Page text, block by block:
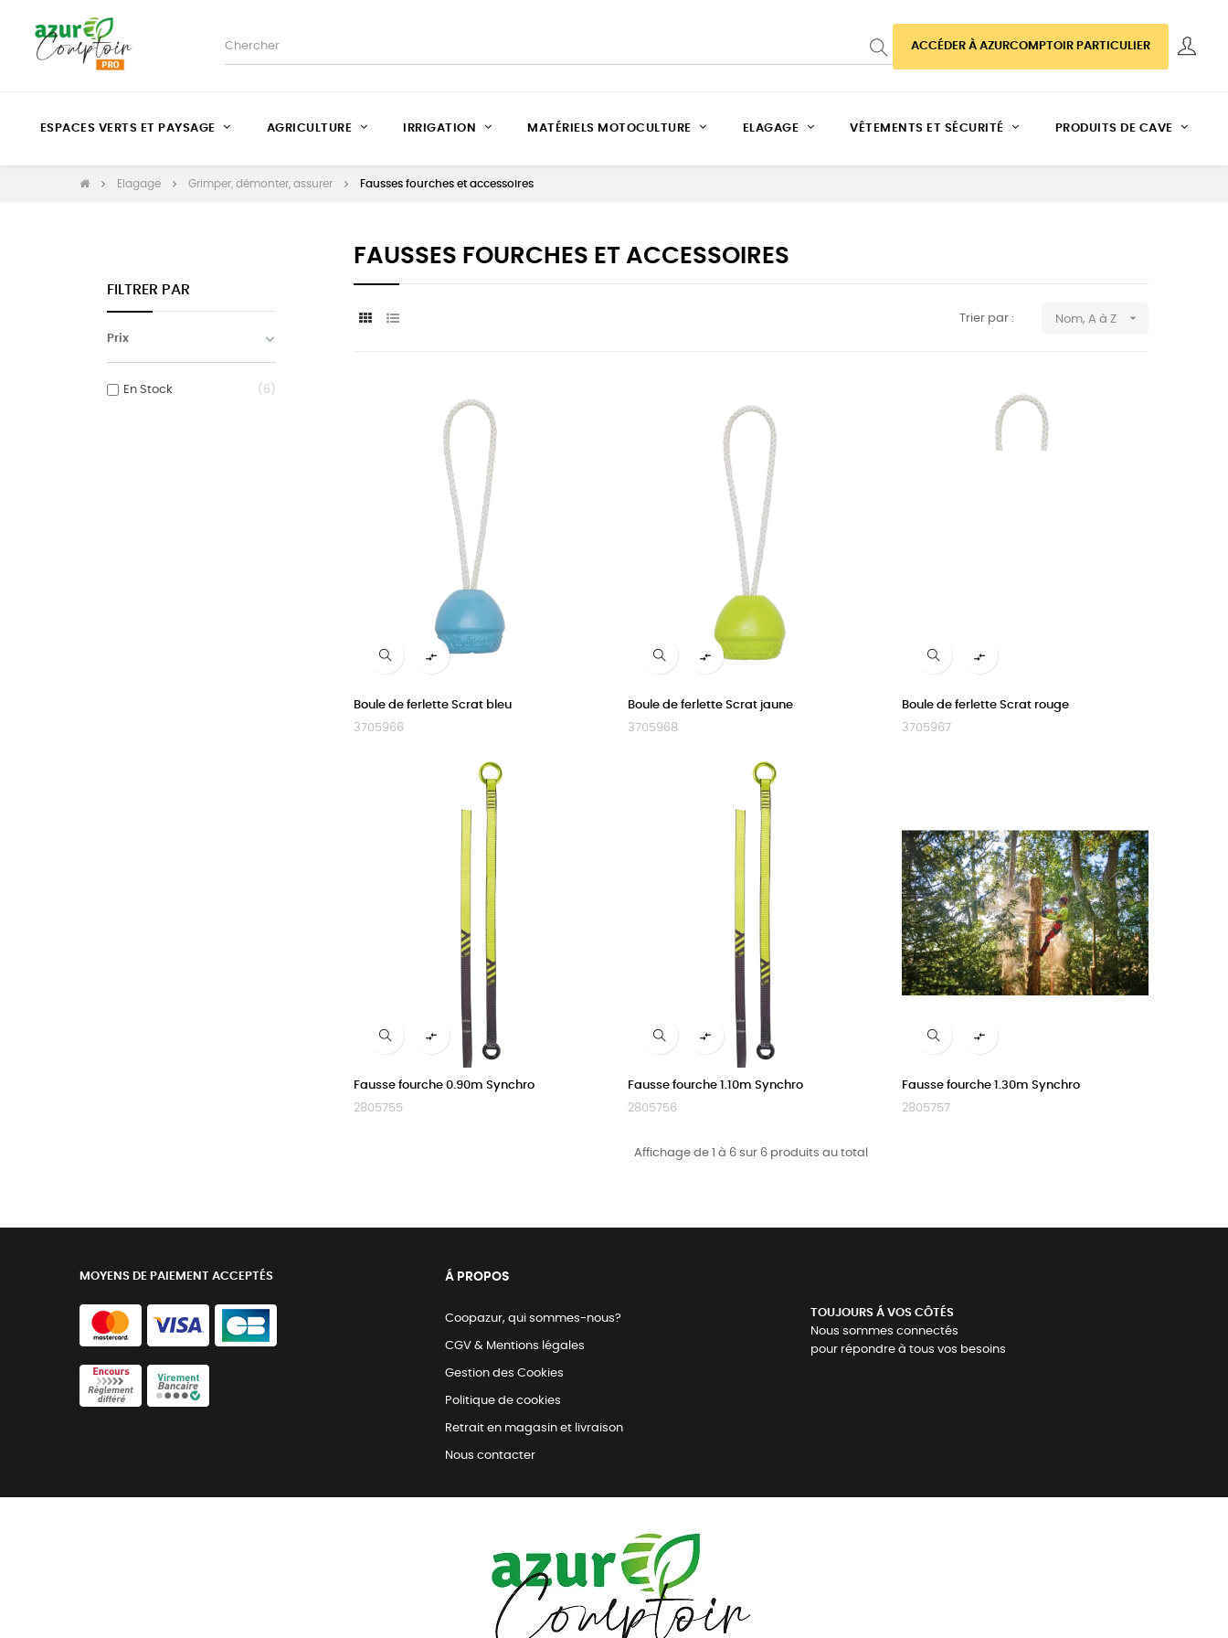
ACCÉDER À AZURCOMPTOIR PARTICULIER
ESPACES VERTS ET PAYSAGE AGRICULTURE IRRIGATION MATÉRIELS MOTOCULTURE ELAGAGE VÊTEMENTS ET SÉCURITÉ PRODUITS DE CAVE
Elagage Grimper, démonter, assurer Fausses fourches et accessoires
FILTRER PAR
Prix
En Stock 6
FAUSSES FOURCHES ET ACCESSOIRES
Trier par : Nom, A à Z 

Boule de ferlette Scrat bleu
3705966

Boule de ferlette Scrat jaune
3705968

Boule de ferlette Scrat rouge
3705967

Fausse fourche 0.90m Synchro
2805755

Fausse fourche 1.10m Synchro
2805756

Fausse fourche 1.30m Synchro
2805757
Affichage de 1 à 6 sur 6 produits au total
MOYENS DE PAIEMENT ACCEPTÉS Á PROPOS
Coopazur, qui sommes-nous?
CGV & Mentions légales
Gestion des Cookies
Politique de cookies
Retrait en magasin et livraison
Nous contacter
TOUJOURS Á VOS CÔTÉS
Nous sommes connectés
pour répondre à tous vos besoins